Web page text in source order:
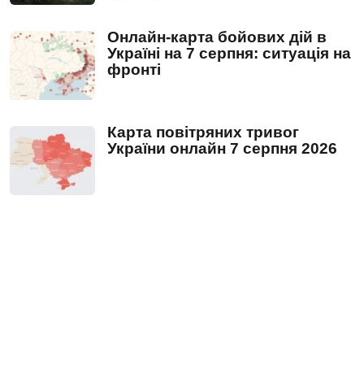
Онлайн-карта бойових дій в
Україні на 7 серпня: ситуація на
фронті
Карта повітряних тривог
України онлайн 7 серпня 2026